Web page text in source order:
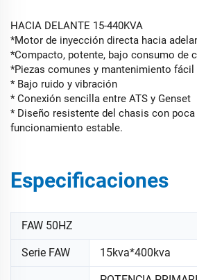
HACIA DELANTE 15-440KVA
*Motor de inyección directa hacia
*Compacto, potente, bajo consumo de
*Piezas comunes y mantenimiento fácil
* Bajo ruido y vibración
* Conexión sencilla entre ATS y Genset
* Diseño resistente del chasis con
funcionamiento estable.
Especificaciones
FAW 50HZ
Serie FAW 15kva*400kva